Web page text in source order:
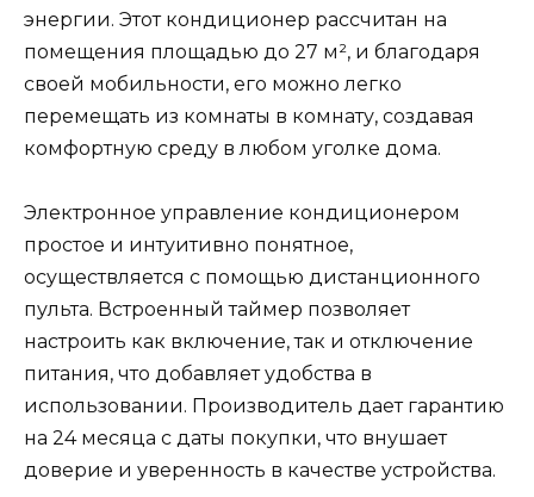
энергии. Этот кондиционер рассчитан на
помещения площадью до 27 м², и благодаря
своей мобильности, его можно легко
перемещать из комнаты в комнату, создавая
комфортную среду в любом уголке дома.
Электронное управление кондиционером
простое и интуитивно понятное,
осуществляется с помощью дистанционного
пульта. Встроенный таймер позволяет
настроить как включение, так и отключение
питания, что добавляет удобства в
использовании. Производитель дает гарантию
на 24 месяца с даты покупки, что внушает
доверие и уверенность в качестве устройства.